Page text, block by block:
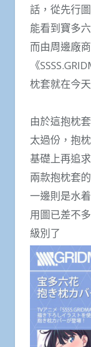
話，從先行
能看到寶多
而由周邊廠
《
枕套就在今
由於這抱枕
太過份，抱
基礎上再追
兩款抱枕套
一邊則是水
用圖已差不
級別了